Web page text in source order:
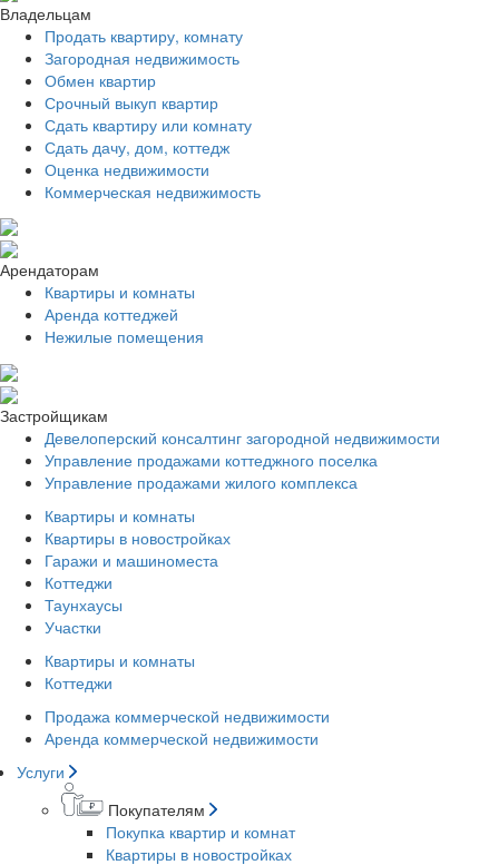
Владельцам
Продать квартиру, комнату
Загородная недвижимость
Обмен квартир
Срочный выкуп квартир
Сдать квартиру или комнату
Сдать дачу, дом, коттедж
Оценка недвижимости
Коммерческая недвижимость
Арендаторам
Квартиры и комнаты
Аренда коттеджей
Нежилые помещения
Застройщикам
Девелоперский консалтинг загородной недвижимости
Управление продажами коттеджного поселка
Управление продажами жилого комплекса
Квартиры и комнаты
Квартиры в новостройках
Гаражи и машиноместа
Коттеджи
Таунхаусы
Участки
Квартиры и комнаты
Коттеджи
Продажа коммерческой недвижимости
Аренда коммерческой недвижимости
Услуги
Покупателям
Покупка квартир и комнат
Квартиры в новостройках